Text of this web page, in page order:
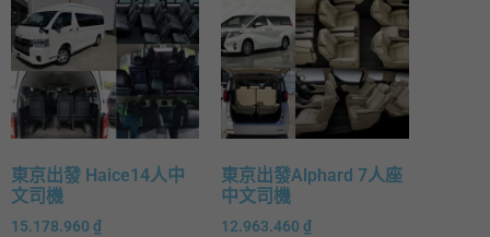
東京出發 Haice14人中
文司機
15.178.960 ₫
東京出發Alphard 7人座
中文司機
12.963.460 ₫